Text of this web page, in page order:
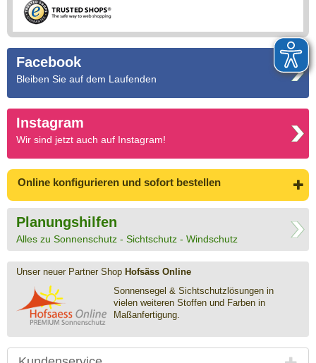
Facebook
Bleiben Sie auf dem Laufenden
Instagram
Wir sind jetzt auch auf Instagram!
Online konfigurieren und sofort bestellen
Planungshilfen
Alles zu Sonnenschutz - Sichtschutz - Windschutz
Unser neuer Partner Shop Hofsäss Online
Sonnensegel & Sichtschutz­lösungen in
vielen weiteren Stoffen und Farben in
Maßanfertigung.